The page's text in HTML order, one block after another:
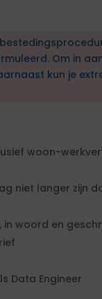
Om in
kun je
woon-
niet langer zijn
in woord en
Data Engineer